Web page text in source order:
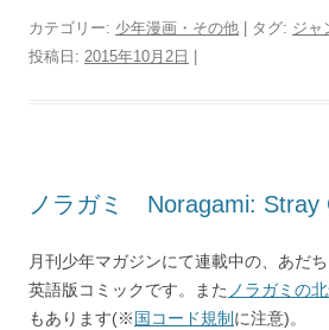
カテゴリー: 少年漫画・その他 | タグ: ジャ
投稿日: 2015年10月2日 |
ノラガミ Noragami: Stray
月刊少年マガジンにて連載中の、あだ
英語版コミックです。また ノラガミの
もあります(※ 国コード規制 に注意)。